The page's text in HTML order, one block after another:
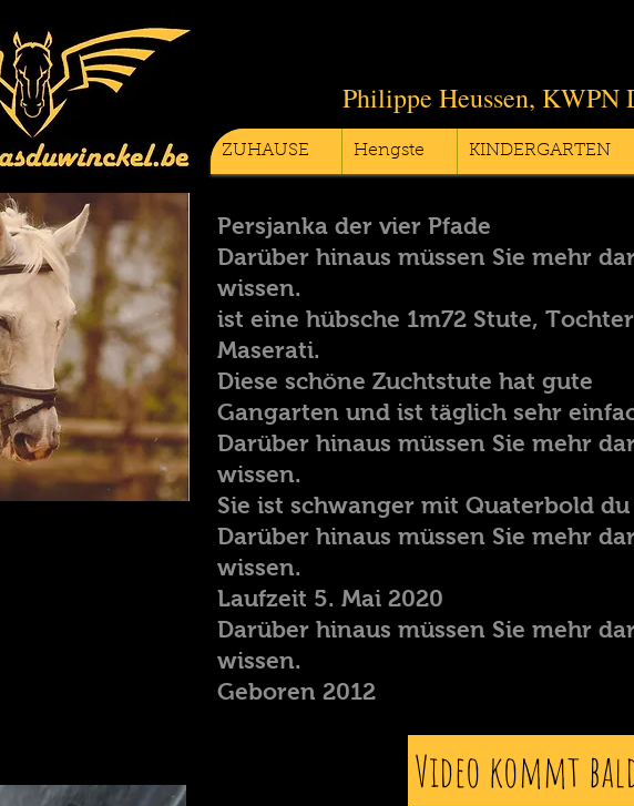
Philippe Heussen, KWPN
ZUHAUSE Hengste KINDERGARTEN
Persjanka der vier Pfade
Darüber hinaus müssen Sie mehr
wissen.
ist eine hübsche 1m72 Stute,
Maserati.
Diese schöne Zuchtstute hat gute
Gangarten und ist täglich sehr
Darüber hinaus müssen Sie mehr
wissen.
Sie ist schwanger mit Quaterbold du
Darüber hinaus müssen Sie mehr
wissen.
Laufzeit 5. Mai 2020
Darüber hinaus müssen Sie mehr
wissen.
Geboren 2012
Video kommt